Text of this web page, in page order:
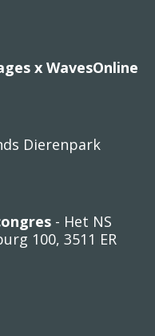
x WavesOnline
Dierenpark
- Het NS
100, 3511 ER